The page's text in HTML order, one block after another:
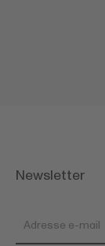
Newsletter